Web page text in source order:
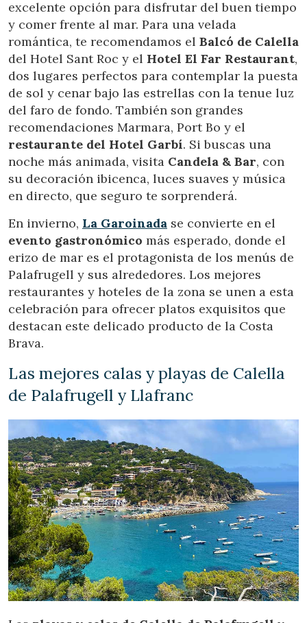
Vérifier le code de réservation
excelente opción para disfrutar del buen tiempo
y comer frente al mar. Para una velada
romántica, te recomendamos el Balcó de Calella
del Hotel Sant Roc y el Hotel El Far Restaurant,
dos lugares perfectos para contemplar la puesta
de sol y cenar bajo las estrellas con la tenue luz
del faro de fondo. También son grandes
recomendaciones Marmara, Port Bo y el
restaurante del Hotel Garbí. Si buscas una
noche más animada, visita Candela & Bar, con
su decoración ibicenca, luces suaves y música
en directo, que seguro te sorprenderá.
En invierno, La Garoinada se convierte en el
evento gastronómico más esperado, donde el
erizo de mar es el protagonista de los menús de
Palafrugell y sus alrededores. Los mejores
restaurantes y hoteles de la zona se unen a esta
celebración para ofrecer platos exquisitos que
destacan este delicado producto de la Costa
Brava.
Las mejores calas y playas de Calella
de Palafrugell y Llafranc